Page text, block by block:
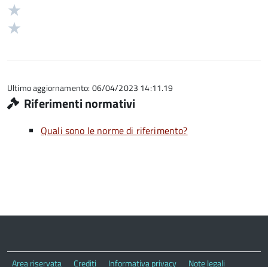
5
Ultimo aggiornamento: 06/04/2023 14:11.19
Riferimenti normativi
Quali sono le norme di riferimento?
Area riservata Crediti Informativa privacy Note legali